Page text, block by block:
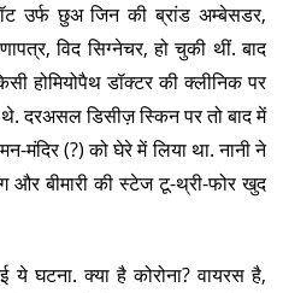
उर्फ छुअ जिन की ब्रांड अम्बेसडर,
विद सिग्नेचर, हो चुकी थीं. बाद
होमियोपैथ डॉक्टर की क्लीनिक पर
दरअसल डिसीज़ स्किन पर तो बाद में
मंदिर (?) को घेरे में लिया था. नानी ने
और बीमारी की स्टेज टू-थ्री-फोर खुद
घटना. क्या है कोरोना? वायरस है,